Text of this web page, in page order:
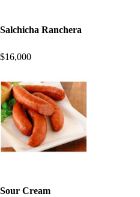
Salchicha Ranchera
$16,000
Sour Cream